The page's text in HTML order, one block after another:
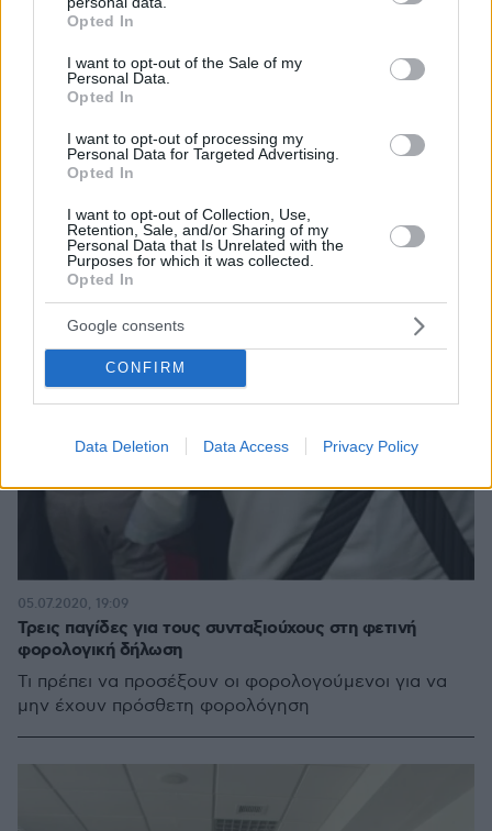
grant or deny consent to Google and its third-party tags to
use your data for below specified purposes in below Google
consent section.
Opted In
I want to opt-out of the Sale of my
Personal Data.
Opted In
I want to opt-out of processing my
Personal Data for Targeted Advertising.
Opted In
I want to opt-out of Collection, Use,
Retention, Sale, and/or Sharing of my
Personal Data that Is Unrelated with the
Purposes for which it was collected.
Opted In
Google consents
CONFIRM
Data Deletion Data Access Privacy Policy
προηγούμενων ετών που πρέπει να δηλωθούν με
παράλληλη απασχόληση
Τρεις παγίδες για τους συνταξιούχους στη φετινή
φορολογική δήλωση
Τι πρέπει να προσέξουν οι φορολογούμενοι για να
μην έχουν πρόσθετη φορολόγηση
05.07.2020, 19:09